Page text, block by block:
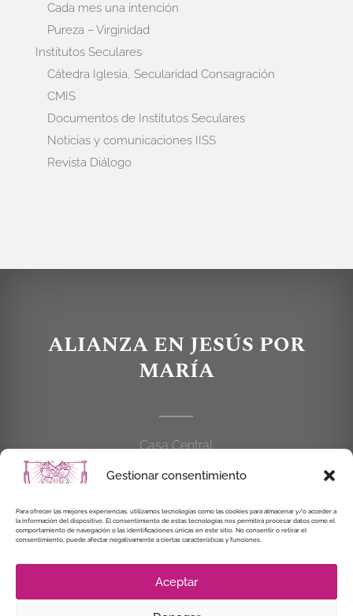
Gestionar consentimiento
Para ofrecer las mejores experiencias, utilizamos tecnologías como las cookies para almacenar y/o acceder a
la información del dispositivo. El consentimiento de estas tecnologías nos permitirá procesar datos como el
comportamiento de navegación o las identificaciones únicas en este sitio. No consentir o retirar el
consentimiento, puede afectar negativamente a ciertas características y funciones.
Aceptar
Cada mes una intención
Pureza – Virginidad
Institutos Seculares
Cátedra Iglesia, Secularidad Consagración
CMIS
Documentos de Institutos Seculares
Noticias y comunicaciones IISS
Revista Diálogo
ALIANZA EN JESÚS POR
MARÍA
Casa Central
C/Cardenal Cisneros, 55
914 462 114
alianzaenjesuspormaria@gmail.com